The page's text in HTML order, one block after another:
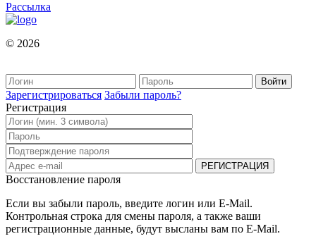
Рассылка
© 2026
Зарегистрироваться Забыли пароль?
Регистрация
Восстановление пароля
Если вы забыли пароль, введите логин или E-Mail.
Контрольная строка для смены пароля, а также ваши
регистрационные данные, будут высланы вам по E-Mail.